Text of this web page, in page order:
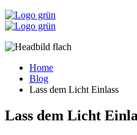
Home
Blog
Lass dem Licht Einlass
Lass dem Licht